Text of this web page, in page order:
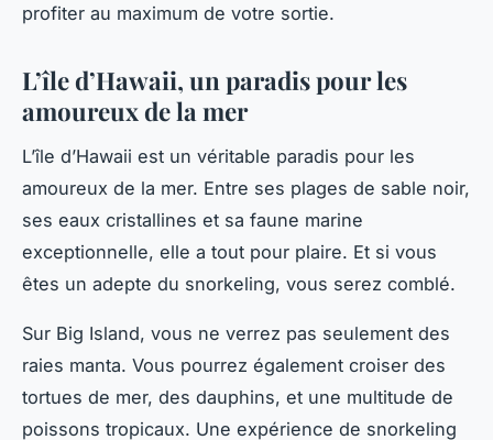
profiter au maximum de votre sortie.
L’île d’Hawaii, un paradis pour les
amoureux de la mer
L’île d’Hawaii est un véritable paradis pour les
amoureux de la mer. Entre ses plages de sable noir,
ses eaux cristallines et sa faune marine
exceptionnelle, elle a tout pour plaire. Et si vous
êtes un adepte du snorkeling, vous serez comblé.
Sur Big Island, vous ne verrez pas seulement des
raies manta. Vous pourrez également croiser des
tortues de mer, des dauphins, et une multitude de
poissons tropicaux. Une expérience de snorkeling